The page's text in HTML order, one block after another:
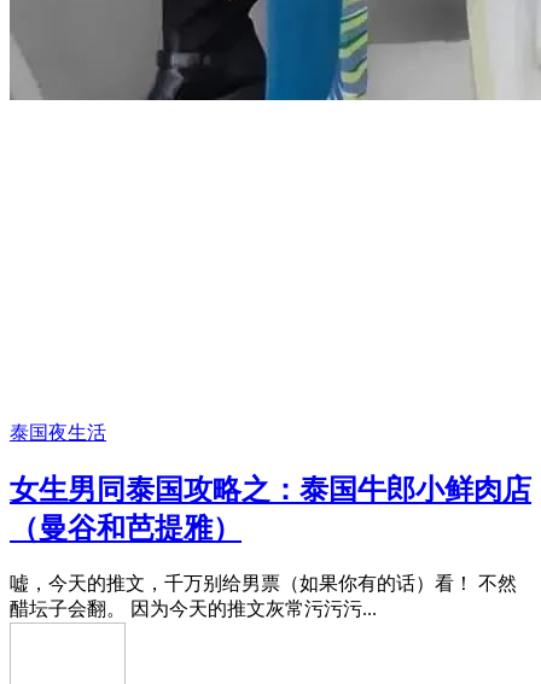
泰国夜生活
女生男同泰国攻略之：泰国牛郎小鲜肉店
（曼谷和芭提雅）
嘘，今天的推文，千万别给男票（如果你有的话）看！ 不然
醋坛子会翻。 因为今天的推文灰常污污污...